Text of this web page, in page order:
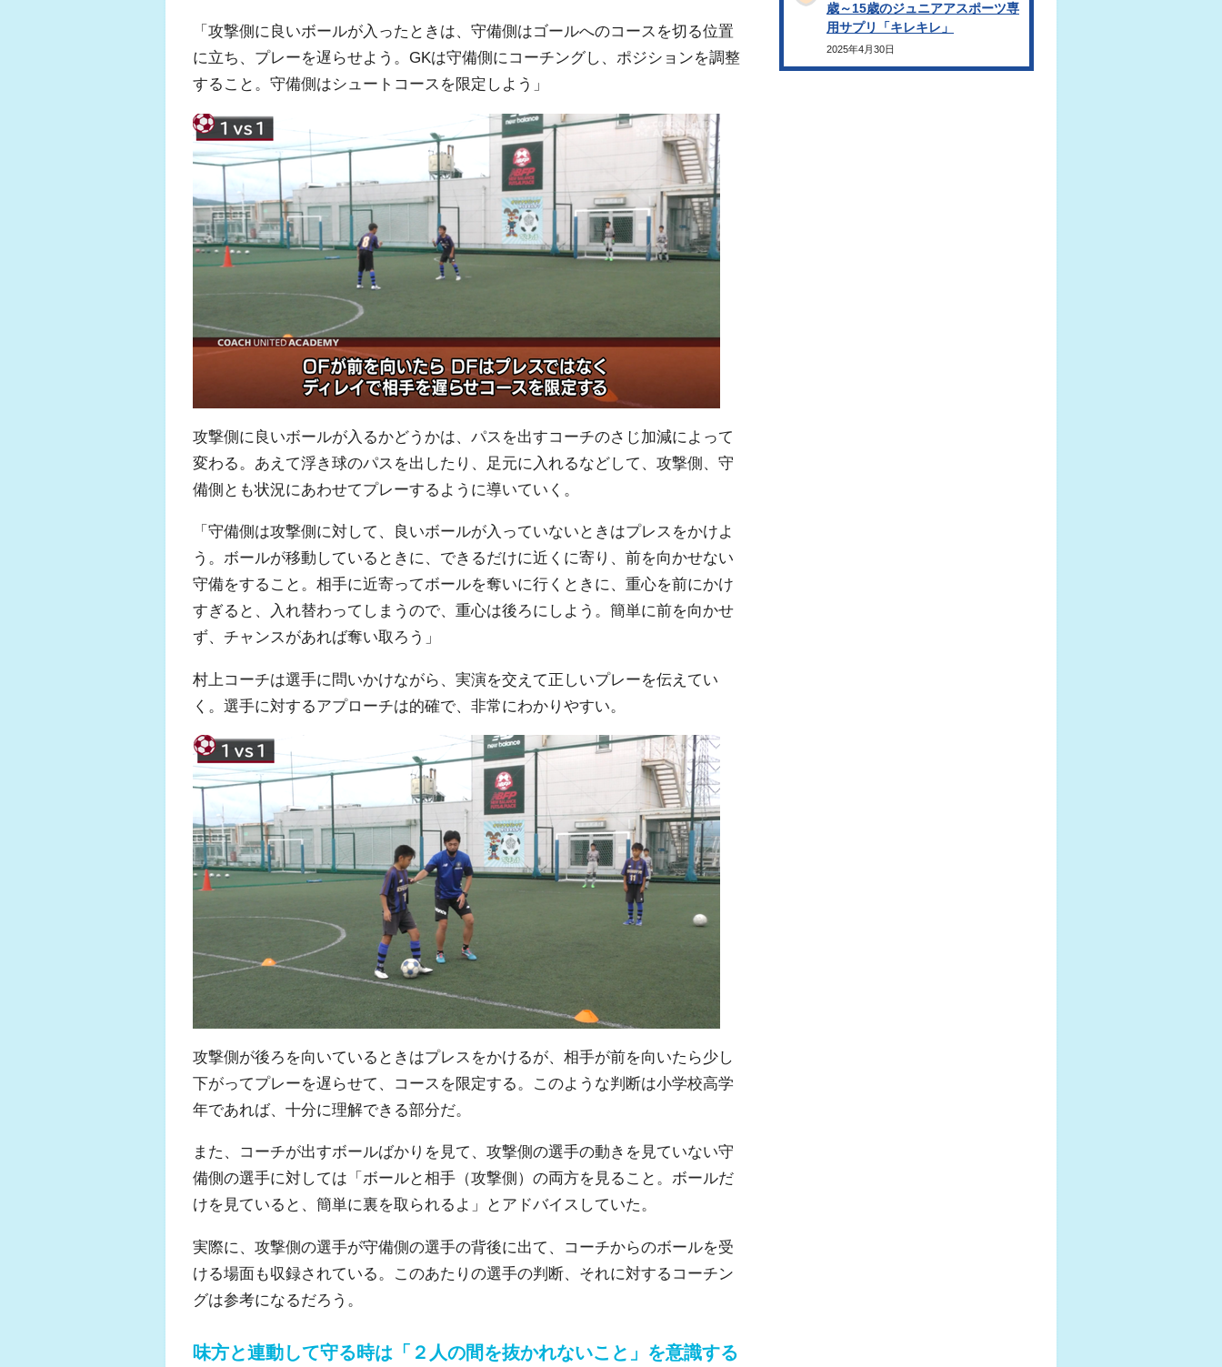
「攻撃側に良いボールが入ったときは、守備側はゴールへのコースを切る位置
に立ち、プレーを遅らせよう。GKは守備側にコーチングし、ポジションを調整
すること。守備側はシュートコースを限定しよう」
攻撃側に良いボールが入るかどうかは、パスを出すコーチのさじ加減によって
変わる。あえて浮き球のパスを出したり、足元に入れるなどして、攻撃側、守
備側とも状況にあわせてプレーするように導いていく。
「守備側は攻撃側に対して、良いボールが入っていないときはプレスをかけよ
う。ボールが移動しているときに、できるだけに近くに寄り、前を向かせない
守備をすること。相手に近寄ってボールを奪いに行くときに、重心を前にかけ
すぎると、入れ替わってしまうので、重心は後ろにしよう。簡単に前を向かせ
ず、チャンスがあれば奪い取ろう」
村上コーチは選手に問いかけながら、実演を交えて正しいプレーを伝えてい
く。選手に対するアプローチは的確で、非常にわかりやすい。
攻撃側が後ろを向いているときはプレスをかけるが、相手が前を向いたら少し
下がってプレーを遅らせて、コースを限定する。このような判断は小学校高学
年であれば、十分に理解できる部分だ。
また、コーチが出すボールばかりを見て、攻撃側の選手の動きを見ていない守
備側の選手に対しては「ボールと相手（攻撃側）の両方を見ること。ボールだ
けを見ていると、簡単に裏を取られるよ」とアドバイスしていた。
実際に、攻撃側の選手が守備側の選手の背後に出て、コーチからのボールを受
ける場面も収録されている。このあたりの選手の判断、それに対するコーチン
グは参考になるだろう。
味方と連動して守る時は「２人の間を抜かれないこと」を意識する
歳～15歳のジュニアアスポーツ専
用サプリ「キレキレ」
2025年4月30日